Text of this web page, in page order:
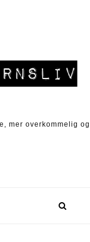
mer overkommelig og